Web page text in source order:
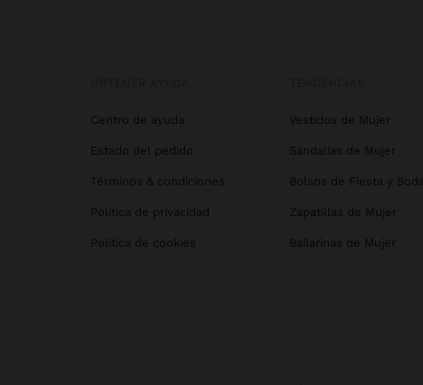
Centro de ayuda
Estado del pedido
Términos & condiciones
Política de privacidad
Política de cookies
Vestidos de Mujer
Sandalias de Mujer
Bolsos de Fiesta y
Zapatillas de Mujer
Bailarinas de Mujer